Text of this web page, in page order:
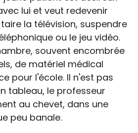
lui et veut redevenir
la télévision, suspendre
ou le jeu vidéo.
souvent encombrée
de matériel médical
pour l'école. Il n'est pas
tableau, le professeur
au chevet, dans une
peu banale.